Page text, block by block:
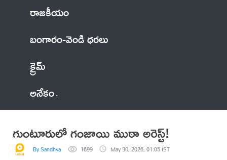
రాజకీయం
బంగారం-వెండి ధరలు
క్రైమ్
అనేకం
గుంటూరులో గంజాయి ముఠా అరెస్ట్!
By Sandhya 1699 May 30, 2026, 01:05 IST